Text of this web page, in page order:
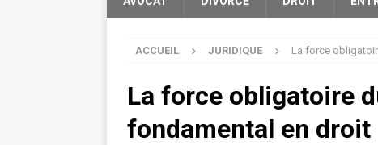
ACCUEIL JURIDIQUE La force
La force obligatoire
fondamental en droit